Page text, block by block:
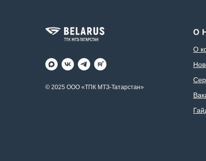
© 2025 ООО «ТПК МТЗ-Татарстан»
О
О